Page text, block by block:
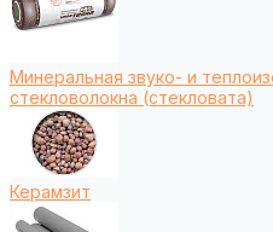
Минеральная звуко- и
стекловолокна (стекловата)
Керамзит